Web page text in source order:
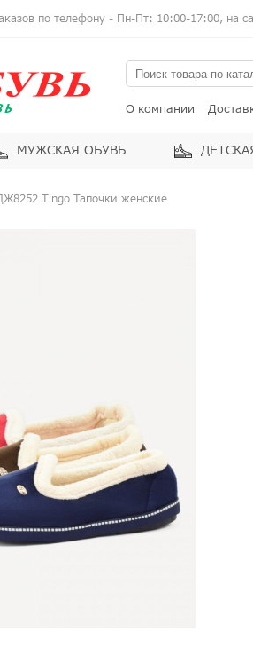
по телефону - Пн-Пт: 10:00-17:00, на
О компании
МУЖСКАЯ ОБУВЬ
Tingo Тапочки женские